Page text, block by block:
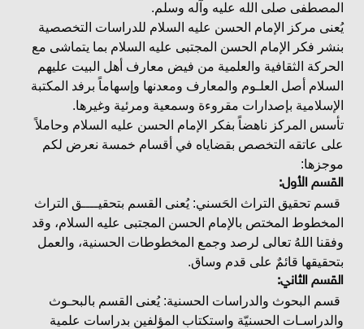
المصطفى صلى الله عليه وآله وسلم.
يُعنى مركز الإمام الحسن عليه السلام للدراسات التخصصية
بنشر فكر الإمام الحسن المجتبى عليه السلام بما يتماشى مع
الحركة الثقافية والعلمية من فيض معارف أهل البيت عليهم
السلام أصل العلـوم والمعارف ومعدنها وإسهاماً برفد المكتبة
الإسلامية بإصدارات مقروءة وسمعية ومرئية وغيرها.
تأسس المركز ناهضاً بفكر الإمام الحسن عليه السلام وحاملاً
على عاتقه التخصص بقضاياه في أقسام خمسة نعرض لكم
موجزها:
القسم الأول:
قسم تحقيق التراث الحَسني: يُعنى القسم بتحقيــــق التراث
المخطوط المختص بالإمام الحسن المجتبى عليه السلام، وقد
وفقنا اللهُ تعالى لرصد وجمع المخطوطات الحسنية، والعمل
بتحقيقها قائمٌ على قدم وساق.
القسم الثاني:
قسم البحوث والدراسات الحسنية: يُعنى القسم بالبحـوث
والدراسـات الحسنيّة واستكتاب المؤلفين بدراسات علمية